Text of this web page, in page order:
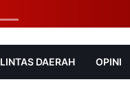
LINTAS DAERAH OPINI